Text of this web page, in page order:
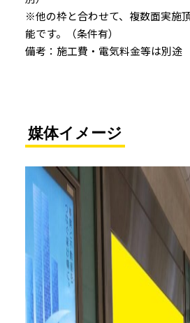
※他の枠と合わせて、複数面実施
能です。（条件有）
備考：施工費・電気料金等は別途
媒体イメージ